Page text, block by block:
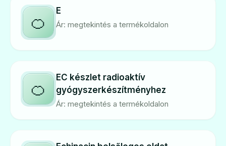
🍊
E
Ár: megtekintés a termékoldalon
🍊
EC készlet radioaktív
gyógyszerkészítményhez
Ár: megtekintés a termékoldalon